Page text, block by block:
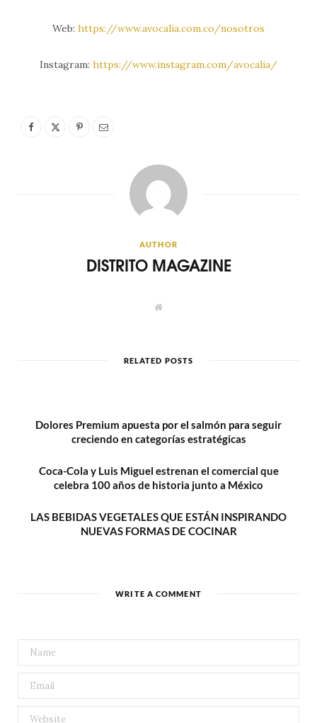
Web: https://www.avocalia.com.co/nosotros
Instagram: https://www.instagram.com/avocalia/
AUTHOR
DISTRITO MAGAZINE
W
e
RELATED POSTS
Dolores Premium apuesta por el salmón para seguir
creciendo en categorías estratégicas
Coca-Cola y Luis Miguel estrenan el comercial que
celebra 100 años de historia junto a México
LAS BEBIDAS VEGETALES QUE ESTÁN INSPIRANDO
NUEVAS FORMAS DE COCINAR
WRITE A COMMENT